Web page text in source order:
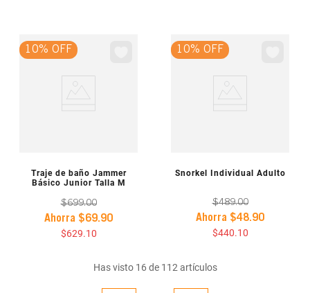
10% OFF
VISTA PREVIA
Traje de baño Jammer
Básico Junior Talla M
$699.00
Ahorra $69.90
$629.10
10% OFF
VISTA PREVIA
Snorkel Individual Adulto
$489.00
Ahorra $48.90
$440.10
Has visto 16 de 112 artículos